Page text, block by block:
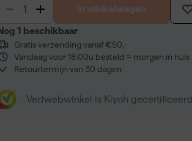
In winkelwagen
1 beschikbaar
Gratis verzending vanaf €50,-
Vandaag voor 18:00u besteld = morgen in huis
Retourtermijn van 30 dagen
Verfwebwinkel is Kiyoh gecertificeerd